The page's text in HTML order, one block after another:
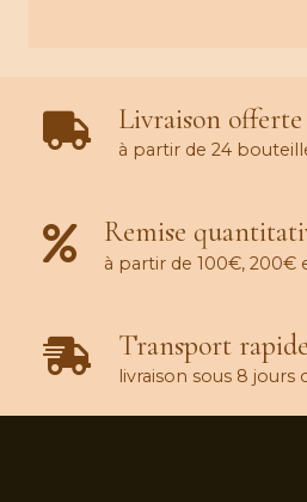
Livraison offerte
à partir de 24
Remise
à partir de 100€, 200€
Transport rapide
livraison sous 8 jours